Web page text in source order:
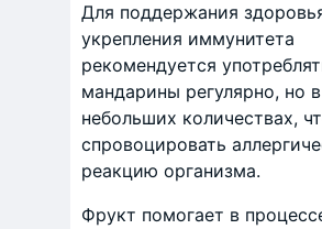
Для поддержания
укрепления иммунитета
рекомендуется
мандарины регулярно, но в
небольших количествах,
спровоцировать
реакцию организма.
Фрукт помогает в